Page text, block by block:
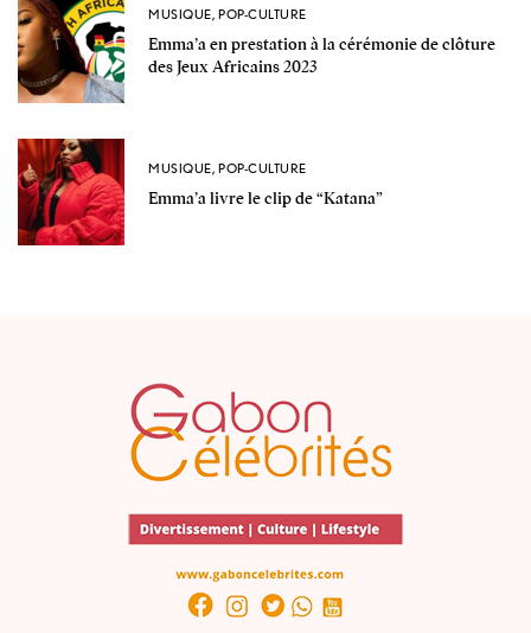
MUSIQUE, POP-CULTURE
Emma’a en prestation à la cérémonie de clôture
des Jeux Africains 2023
MUSIQUE, POP-CULTURE
Emma’a livre le clip de “Katana”